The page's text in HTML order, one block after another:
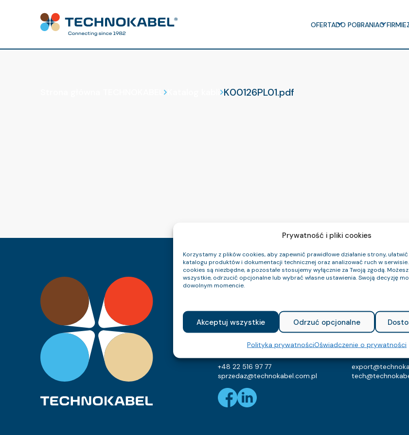
Prywatność i pliki cookies
Korzystamy z plików cookies, aby zapewnić prawidłowe działanie strony,
katalogu produktów i dokumentacji technicznej oraz analizować ruch w
cookies są niezbędne, a pozostałe stosujemy wyłącznie za Twoją zgodą.
wszystkie, odrzucić opcjonalne lub wybrać własne ustawienia. Swoją decyzję
dowolnym momencie.
Akceptuj wszystkie Odrzuć opcjonalne
Polityka prywatnościOświadczenie o prywatności
OFERTADO POBRANIAO FIRMIE
K00126PL01.pdf
OfertaKatalogi O firmie Kontakt
TECHNOKABEL S.A.
Technokabel S.A.
ul. Nasielska 55
04-343 Warszawa
+48 22 516 97 77
sprzedaz@technokabel.com.pl
NIP: 526-021-37-
REGON:
KRS: 129682